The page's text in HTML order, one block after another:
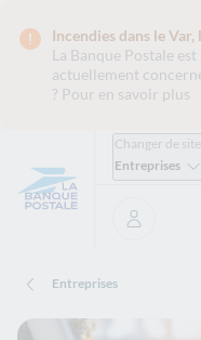
Incendies dans le Var,
La Banque Postale est
actuellement
? Pour en savoir plus
Changer de site
Entreprises
Se connecter
Entreprises